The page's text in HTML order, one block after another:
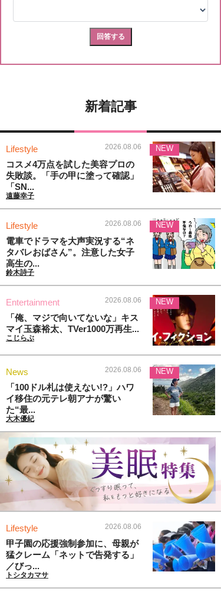
新着記事
Lifestyle 2026.08.06
コスメ4万点を試した美容プロの
失敗談。「手の甲に塗って確認」
「SN...
遠藤幸子
NEW
Lifestyle 2026.08.06
電車でドラマを大声実況する“ネ
タバレおばさん”。注意した女子
高生の...
鈴木詩子
NEW
Entertainment 2026.08.06
「俺、マジで向いてないな」キス
マイ玉森裕太、TVer1000万再生...
こじらぶ
NEW
News 2026.08.06
「100ドル札は使えない!?」ハワ
イ移住の元テレ朝アナが驚い
た“最...
大木優紀
NEW
Lifestyle 2026.08.06
甲子園の応援強制参加に、母親が
猛クレーム「ネットで告発する」
／びっ...
トシタカマサ